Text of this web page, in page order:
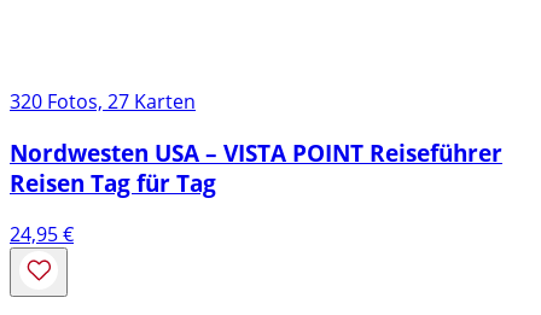
320 Fotos, 27 Karten
Nordwesten USA – VISTA POINT Reiseführer
Reisen Tag für Tag
24,95€